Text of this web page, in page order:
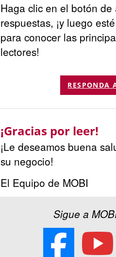
Haga clic en el botón
respuestas, ¡y luego
para conocer las
lectores!
RESPONDA
¡Gracias por leer!
¡Le deseamos buena
su negocio!
El Equipo de MOBI
Sigue a